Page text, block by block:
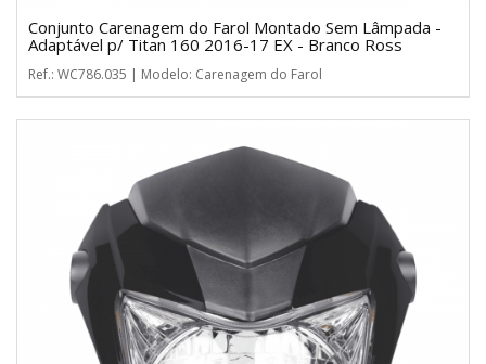
Conjunto Carenagem do Farol Montado Sem Lâmpada -
Adaptável p/ Titan 160 2016-17 EX - Branco Ross
Ref.: WC786.035 | Modelo: Carenagem do Farol